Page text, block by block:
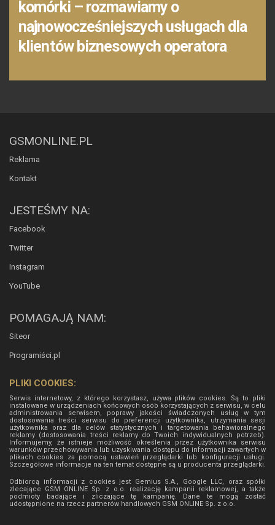
komórki – rozmawiamy o
najnowocześniejszych usługach dla
klientów biznesowych operatora
GSMONLINE.PL
Reklama
Kontakt
JESTEŚMY NA:
Facebook
Twitter
Instagram
YouTube
POMAGAJĄ NAM:
Siteor
Programiści.pl
PLIKI COOKIES:
Serwis internetowy, z którego korzystasz, używa plików cookies. Są to pliki
instalowane w urządzeniach końcowych osób korzystających z serwisu, w celu
administrowania serwisem, poprawy jakości świadczonych usług w tym
dostosowania treści serwisu do preferencji użytkownika, utrzymania sesji
użytkownika oraz dla celów statystycznych i targetowania behawioralnego
reklamy (dostosowania treści reklamy do Twoich indywidualnych potrzeb).
Informujemy, że istnieje możliwość określenia przez użytkownika serwisu
warunków przechowywania lub uzyskiwania dostępu do informacji zawartych w
plikach cookies za pomocą ustawień przeglądarki lub konfiguracji usługi.
Szczegółowe informacje na ten temat dostępne są u producenta przeglądarki.
Odbiorcą informacji z cookies jest Gemius S.A., Google LLC, oraz spółki
zlecające GSM ONLINE Sp. z o.o. realizację kampanii reklamowej, a także
podmioty badające i zliczające tę kampanię. Dane te mogą zostać
udostępnione na rzecz partnerów handlowych GSM ONLINE Sp. z o.o.